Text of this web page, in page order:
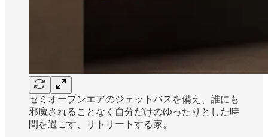
セミオープンエアのジェットバスを備え、誰にも
邪魔されることなく自分だけのゆったりとした時
間を過ごす、リトリートする家。